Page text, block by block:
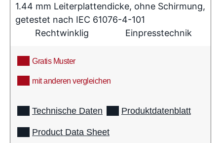
1.44 mm Leiterplattendicke, ohne Schirmung,
getestet nach IEC 61076-4-101
Rechtwinklig
Einpresstechnik
Gratis Muster
mit anderen vergleichen
Technische Daten Produktdatenblatt
Product Data Sheet